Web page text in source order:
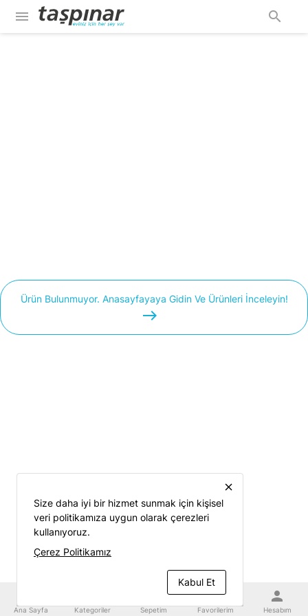
menu search
Ürün Bulunmuyor. Anasayfayaya Gidin Ve Ürünleri İnceleyin!
easts
Ana Sayfa Kategoriler Sepetim
favorite
Favorilerim
person
Hesabım
close
Size daha iyi bir hizmet sunmak için kişisel
veri politikamıza uygun olarak çerezleri
kullanıyoruz.
Çerez Politikamız
Kabul Et